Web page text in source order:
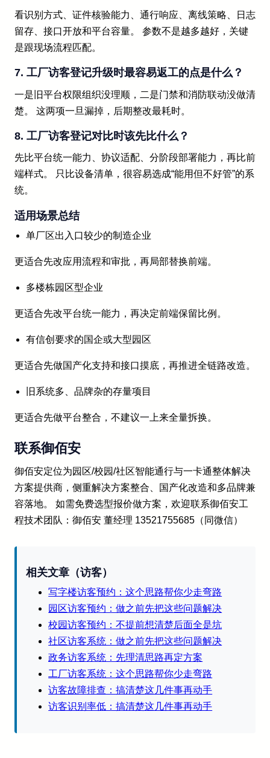
看识别方式、证件核验能力、通行响应、离线策略、日志
留存、接口开放和平台容量。 参数不是越多越好，关键
是跟现场流程匹配。
7. 工厂访客登记升级时最容易返工的点是什么？
一是旧平台权限组织没理顺，二是门禁和消防联动没做清
楚。 这两项一旦漏掉，后期整改最耗时。
8. 工厂访客登记对比时该先比什么？
先比平台统一能力、协议适配、分阶段部署能力，再比前
端样式。 只比设备清单，很容易选成“能用但不好管”的系
统。
适用场景总结
单厂区出入口较少的制造企业
更适合先改应用流程和审批，再局部替换前端。
多楼栋园区型企业
更适合先改平台统一能力，再决定前端保留比例。
有信创要求的国企或大型园区
更适合先做国产化支持和接口摸底，再推进全链路改造。
旧系统多、品牌杂的存量项目
更适合先做平台整合，不建议一上来全量拆换。
联系御佰安
御佰安定位为园区/校园/社区智能通行与一卡通整体解决
方案提供商，侧重解决方案整合、国产化改造和多品牌兼
容落地。 如需免费选型报价做方案，欢迎联系御佰安工
程技术团队：御佰安 董经理 13521755685（同微信）
相关文章（访客）
写字楼访客预约：这个思路帮你少走弯路
园区访客预约：做之前先把这些问题解决
校园访客预约：不提前想清楚后面全是坑
社区访客系统：做之前先把这些问题解决
政务访客系统：先理清思路再定方案
工厂访客系统：这个思路帮你少走弯路
访客故障排查：搞清楚这几件事再动手
访客识别率低：搞清楚这几件事再动手